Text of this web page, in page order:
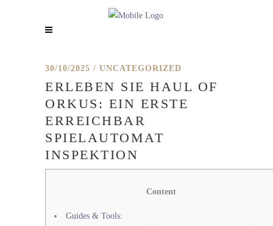
30/10/2025 UNCATEGORIZED
ERLEBEN SIE HAUL OF
ORKUS: EIN ERSTE
ERREICHBAR
SPIELAUTOMAT
INSPEKTION
Content
Guides & Tools: